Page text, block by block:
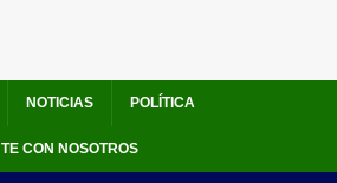
NOTICIAS POLÍTICA
CON NOSOTROS